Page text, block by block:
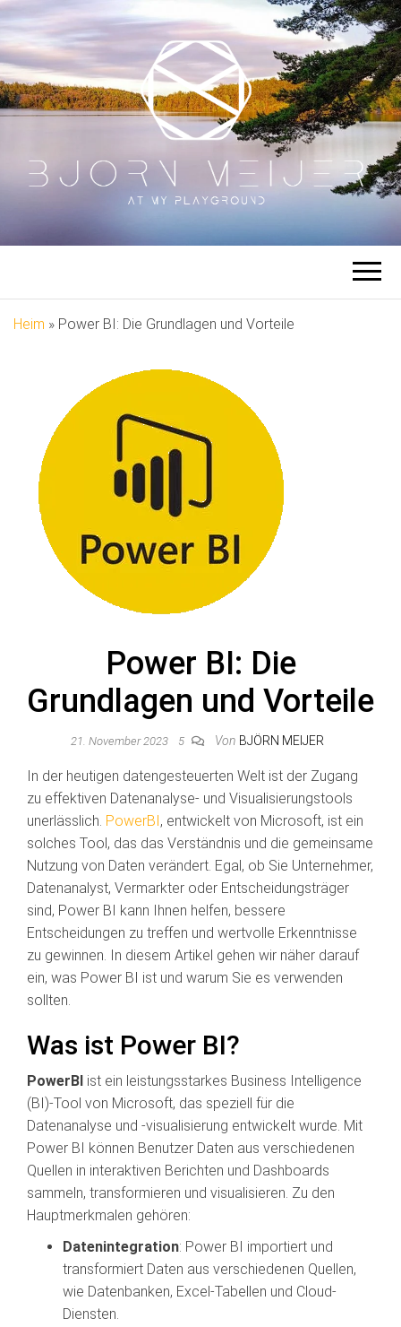
BJÖRN
MEIJER
Auf meinem Spielplatz
Heim » Power BI: Die Grundlagen und Vorteile
Power BI: Die
Grundlagen und Vorteile
21. November 2023 5 Von BJÖRN MEIJER
In der heutigen datengesteuerten Welt ist der Zugang
zu effektiven Datenanalyse- und Visualisierungstools
unerlässlich. PowerBI, entwickelt von Microsoft, ist ein
solches Tool, das das Verständnis und die gemeinsame
Nutzung von Daten verändert. Egal, ob Sie Unternehmer,
Datenanalyst, Vermarkter oder Entscheidungsträger
sind, Power BI kann Ihnen helfen, bessere
Entscheidungen zu treffen und wertvolle Erkenntnisse
zu gewinnen. In diesem Artikel gehen wir näher darauf
ein, was Power BI ist und warum Sie es verwenden
sollten.
Was ist Power BI?
PowerBI ist ein leistungsstarkes Business Intelligence
(BI)-Tool von Microsoft, das speziell für die
Datenanalyse und -visualisierung entwickelt wurde. Mit
Power BI können Benutzer Daten aus verschiedenen
Quellen in interaktiven Berichten und Dashboards
sammeln, transformieren und visualisieren. Zu den
Hauptmerkmalen gehören:
Datenintegration: Power BI importiert und
transformiert Daten aus verschiedenen Quellen,
wie Datenbanken, Excel-Tabellen und Cloud-
Diensten.